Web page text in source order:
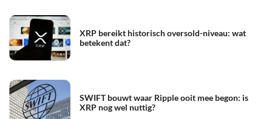
XRP bereikt historisch oversold-niveau: wat
betekent dat?
SWIFT bouwt waar Ripple ooit mee begon: is
XRP nog wel nuttig?